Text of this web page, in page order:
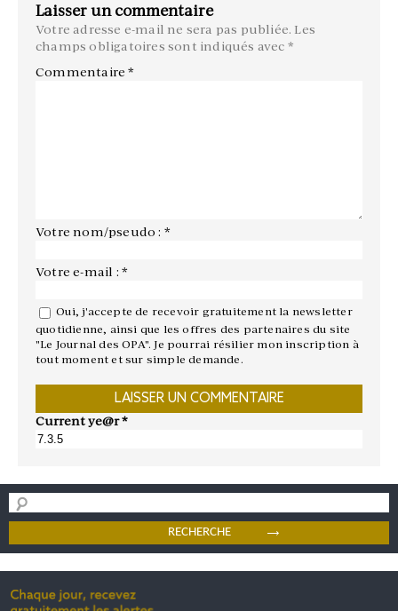
Laisser un commentaire
Votre adresse e-mail ne sera pas publiée. Les
champs obligatoires sont indiqués avec *
Commentaire*
Votre nom/pseudo : *
Votre e-mail : *
Oui, j'accepte de recevoir gratuitement la newsletter
quotidienne, ainsi que les offres des partenaires du site
"Le Journal des OPA". Je pourrai résilier mon inscription à
tout moment et sur simple demande.
Current ye@r*